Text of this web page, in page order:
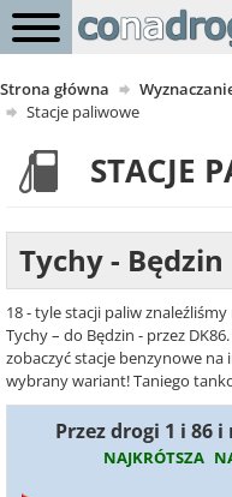
Strona główna
Stacje paliwowe
STACJE
Tychy - Będzin
18 - tyle stacji paliw
Tychy – do Będzin - przez
zobaczyć stacje benzynowe
wybrany wariant! Taniego
Przez drogi 1 i 86
NAJKRÓTSZA